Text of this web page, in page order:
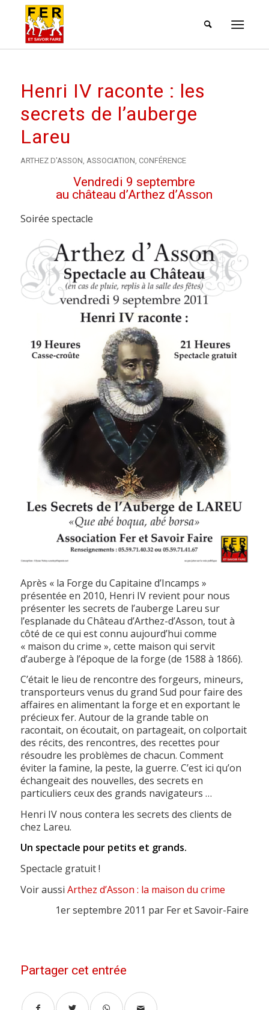
Henri IV raconte : les
secrets de l’auberge
Lareu
ARTHEZ D'ASSON, ASSOCIATION, CONFÉRENCE
Vendredi 9 septembre
au château d’Arthez d’Asson
Soirée spectacle
Après « la Forge du Capitaine d’Incamps »
présentée en 2010, Henri IV revient pour nous
présenter les secrets de l’auberge Lareu sur
l’esplanade du Château d’Arthez-d’Asson, tout à
côté de ce qui est connu aujourd’hui comme
« maison du crime », cette maison qui servit
d’auberge à l’époque de la forge (de 1588 à 1866).
C’était le lieu de rencontre des forgeurs, mineurs,
transporteurs venus du grand Sud pour faire des
affaires en alimentant la forge et en exportant le
précieux fer. Autour de la grande table on
racontait, on écoutait, on partageait, on colportait
des récits, des rencontres, des recettes pour
résoudre les problèmes de chacun. Comment
éviter la famine, la peste, la guerre. C’est ici qu’on
échangeait des nouvelles, des secrets en
particuliers ceux des grands navigateurs …
Henri IV nous contera les secrets des clients de
chez Lareu.
Un spectacle pour petits et grands.
Spectacle gratuit !
Voir aussi Arthez d’Asson : la maison du crime
1er septembre 2011 par Fer et Savoir-Faire
Partager cet entrée